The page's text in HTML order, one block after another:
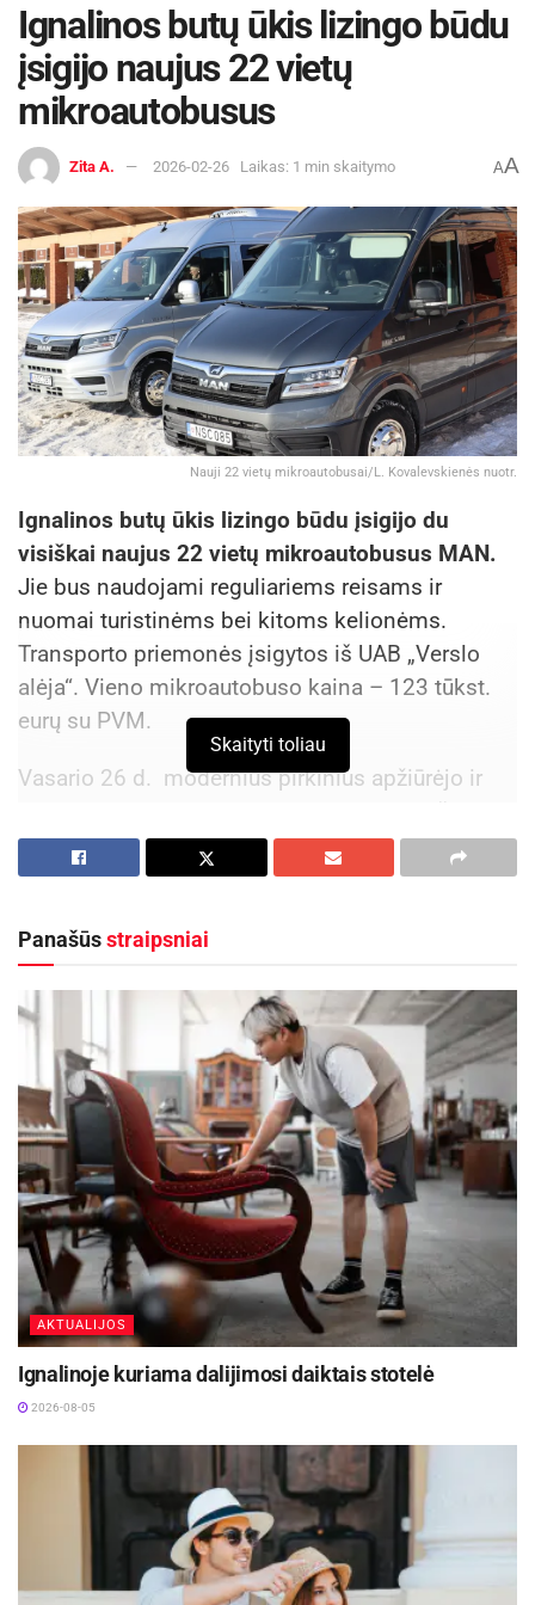
Ignalinos butų ūkis lizingo būdu
įsigijo naujus 22 vietų
mikroautobusus
Zita A. 2026-02-26 Laikas: 1 min skaitymo AA
Nauji 22 vietų mikroautobusai/L. Kovalevskienės nuotr.
Ignalinos butų ūkis lizingo būdu įsigijo du
visiškai naujus 22 vietų mikroautobusus MAN.
Jie bus naudojami reguliariems reisams ir
nuomai turistinėms bei kitoms kelionėms.
Transporto priemonės įsigytos iš UAB „Verslo
alėja“. Vieno mikroautobuso kaina – 123 tūkst.
eurų su PVM.
Vasario 26 d. modernius pirkinius apžiūrėjo ir
tikslingomis įmonės investicijomis pasidžiaugė
Ignalinos rajono savivaldybės meras Laimutis
Ragaišis ir vicemeras Imantas Umbražiūnas.
MAN mikroautobusai orientuoti į keleivių
komfortą, saugumą ir efektyvų eksploatavimą.
Transporto priemonėse sumontuotos pažangios
saugumo sistemos, o keleivių patogumui
įrengtos ergonomiškos, aukštos klasės sėdynės
su porankiais, individualūs LED apšvietimo
moduliai, klimato kontrolės sistema bei USB
įkrovimo lizdai.
Aktualios naujienos
Šalia Baisogalos prasidėjo ilgai laukto kelio
remontas
2026-08-05
Atnaujinama Ceikinių lauko estrada, Ignalinos
2026-08-05
Įmonės direktorius Algirdas Vaidotas ir
Transporto skyriaus vadovas Jonas Sieliūnas
sakė, kad naujos kartos dyzeliniai varikliai
Skaityti toliau
Panašūsstraipsniai
AKTUALIJOS
Ignalinoje kuriama dalijimosi daiktais stotelė
2026-08-05